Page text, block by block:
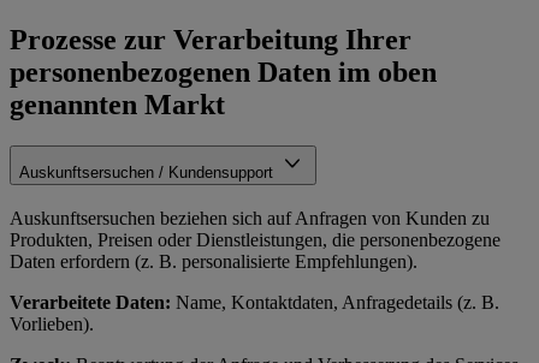
Prozesse zur Verarbeitung Ihrer
personenbezogenen Daten im oben
genannten Markt
Auskunftsersuchen / Kundensupport
Auskunftsersuchen beziehen sich auf Anfragen von Kunden zu
Produkten, Preisen oder Dienstleistungen, die personenbezogene
Daten erfordern (z. B. personalisierte Empfehlungen).
Verarbeitete Daten: Name, Kontaktdaten, Anfragedetails (z. B.
Vorlieben).